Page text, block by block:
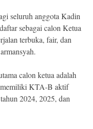
seluruh anggota Kadin
sebagai calon Ketua
terbuka, fair, dan
calon ketua adalah
memiliki KTA-B aktif
2024, 2025, dan